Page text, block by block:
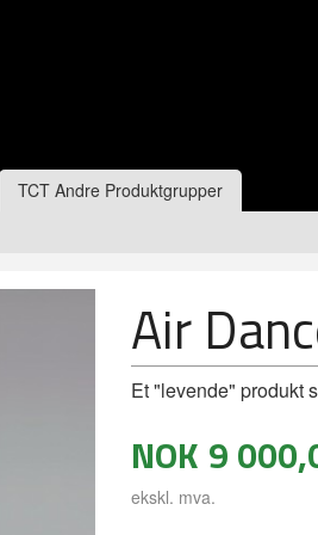
TCT Andre Produktgrupper
Air
Et "levende" produkt
NOK 9
ekskl. mva.